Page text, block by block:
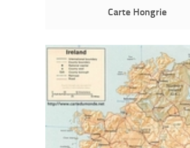
Carte Hongrie